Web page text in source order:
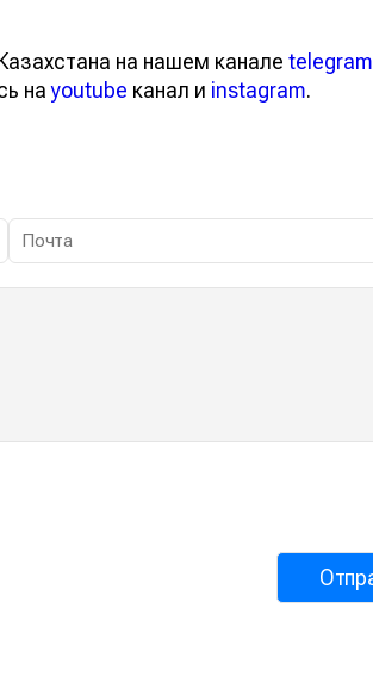
на нашем канале telegram
наyoutube канал и instagram.